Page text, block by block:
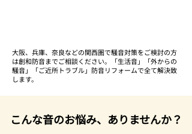
大阪、兵庫、奈良などの関西圏で騒音対策をご検討の方
は創和防音までご相談ください。「生活音」「外からの
騒音」「ご近所トラブル」防音リフォームで全て解決致
します。
こんな音のお悩み、ありませんか？